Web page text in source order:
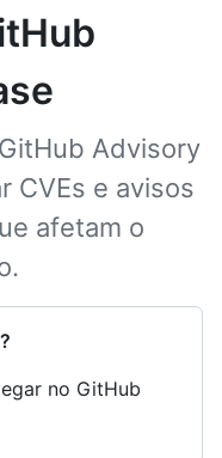
Advisory
CVEs e avisos
afetam o
no GitHub